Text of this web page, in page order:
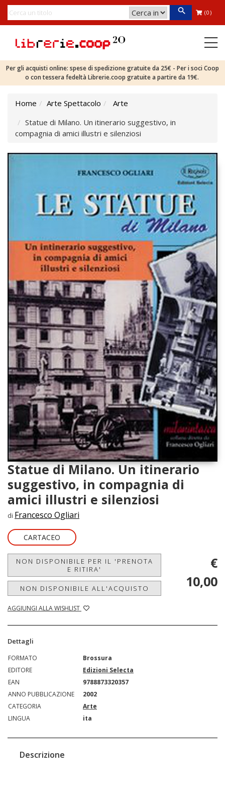
(0)
Per gli acquisti online: spese di spedizione gratuite da 25€ - Per i soci Coop
o con tessera fedeltà Librerie.coop gratuite a partire da 19€.
Home Arte Spettacolo
Arte
Statue di Milano. Un itinerario suggestivo, in
compagnia di amici illustri e silenziosi
Statue di Milano. Un itinerario
suggestivo, in compagnia di
amici illustri e silenziosi
di Francesco Ogliari
CARTACEO
NON DISPONIBILE PER IL 'PRENOTA
E RITIRA'
NON DISPONIBILE ALL'ACQUISTO
AGGIUNGI ALLA WISHLIST
€
10,00
Dettagli
FORMATO
Brossura
EDITORE
Edizioni Selecta
EAN
9788873320357
ANNO PUBBLICAZIONE
2002
CATEGORIA
Arte
LINGUA
ita
Descrizione